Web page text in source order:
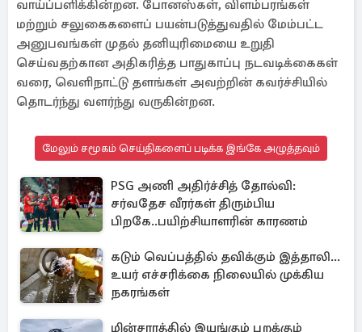
வாய்ப்பளிக்கின்றன. போனஸ்கள், விளம்பரங்கள்
மற்றும் சலுகைகளைப் பயன்படுத்துவதில் மேம்பட்ட
அனுபவங்கள் முதல் தனியுரிமையை உறுதி
செய்வதற்கான அதிகரித்த பாதுகாப்பு நடவடிக்கைகள்
வரை, வெளிநாட்டு தளங்கள் அவற்றின் கவர்ச்சியில்
தொடர்ந்து வளர்ந்து வருகின்றன.
மேலும் சமூகம் செய்திகளைப் படிக்க இங்கே அழுத்தவும்
PSG அணி அதிர்ச்சித் தோல்வி:
சர்வதேச வீரர்கள் திரும்பிய
பிறகே..பயிற்சியாளரின் காரணம்
கடும் வெப்பத்தில் தவிக்கும் இத்தாலி...
உயர் எச்சரிக்கை நிலையில் முக்கிய
நகரங்கள்
மின்சாரத்தில் இயங்கும் பறக்கும்